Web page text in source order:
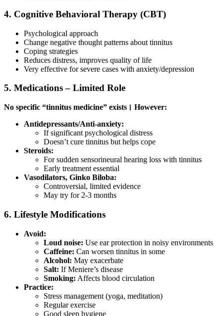
4. Cognitive Behavioral Therapy (CBT)
Psychological approach
Change negative thought patterns about tinnitus
Coping strategies
Reduces distress, improves quality of life
Very effective for severe cases with anxiety/depression
5. Medications – Limited Role
No specific “tinnitus medicine” exists। However:
Antidepressants/Anti-anxiety:
If significant psychological distress
Doesn’t cure tinnitus but helps cope
Steroids:
For sudden sensorineural hearing loss with tinnitus
Early treatment essential
Vasodilators, Ginko Biloba:
Controversial, limited evidence
May try for 2-3 months
6. Lifestyle Modifications
Avoid:
Loud noise: Use ear protection in noisy environments
Caffeine: Can worsen tinnitus in some
Alcohol: May exacerbate
Salt: If Meniere’s disease
Smoking: Affects blood circulation
Practice:
Stress management (yoga, meditation)
Regular exercise
Good sleep hygiene